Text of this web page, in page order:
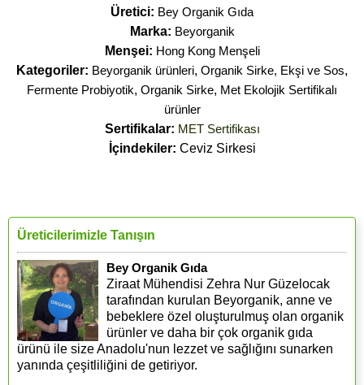
Üretici: Bey Organik Gıda
Marka: Beyorganik
Menşei: Hong Kong Menşeli
Kategoriler: Beyorganik ürünleri, Organik Sirke, Ekşi ve Sos,
Fermente Probiyotik, Organik Sirke, Met Ekolojik Sertifikalı
ürünler
Sertifikalar: MET Sertifikası
İçindekiler: Ceviz Sirkesi
Üreticilerimizle Tanışın
Bey Organik Gıda
Ziraat Mühendisi Zehra Nur Güzelocak
tarafından kurulan Beyorganik, anne ve
bebeklere özel oluşturulmuş olan organik
ürünler ve daha bir çok organik gıda
ürünü ile size Anadolu'nun lezzet ve sağlığını sunarken
yanında çeşitliliğini de getiriyor.